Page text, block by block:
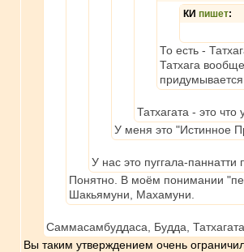
КИ пишет:
То есть -
Татхага
Татхагата - это что
У меня это "Истинное
У нас это пуггала-
Понятно. В моём понимании
Шакьямуни, Махамуни.
Саммасамбуддаса, Будда,
Вы таким утверждением очень